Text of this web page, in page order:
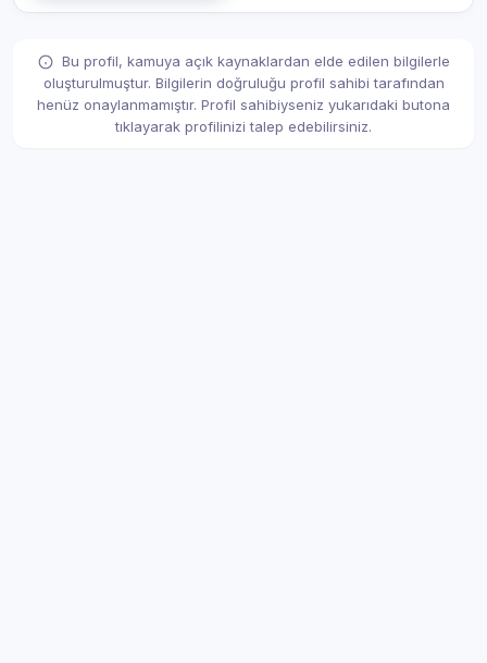
Bu profil, kamuya açık kaynaklardan elde edilen bilgilerle
oluşturulmuştur. Bilgilerin doğruluğu profil sahibi tarafından
henüz onaylanmamıştır. Profil sahibiyseniz yukarıdaki butona
tıklayarak profilinizi talep edebilirsiniz.